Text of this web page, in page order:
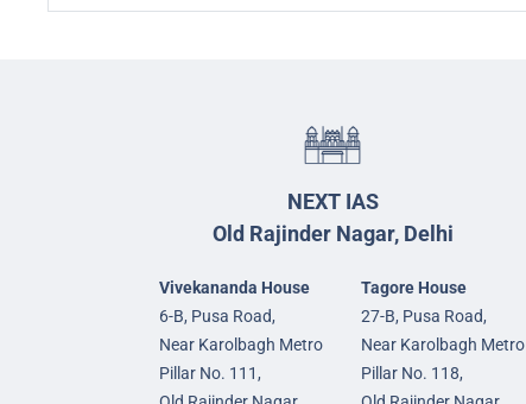
NEXT IAS
Old Rajinder Nagar, Delhi
Vivekananda House
6-B, Pusa Road,
Near Karolbagh Metro
Pillar No. 111,
Tagore House
27-B, Pusa Road,
Near Karolbagh Metro
Pillar No. 118,